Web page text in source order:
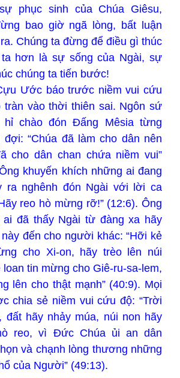
phục sinh của Chúa Giêsu,
bao giờ ngã lòng, bất luận
Chúng ta đừng để điều gì thúc
hơn là sự sống của Ngài, sự
chúng ta tiến bước!
Ước báo trước niềm vui cứu
tràn vào thời thiên sai. Ngôn sứ
hỉ chào đón Đấng Mêsia từng
“Chúa đã làm cho dân nên
cho dân chan chứa niềm vui”
khuyến khích những ai đang
ra nghênh đón Ngài với lời ca
reo hò mừng rỡ!” (12:6). Ông
ai đã thấy Ngài từ đàng xa hãy
đến cho người khác: “Hỡi kẻ
cho Xi-on, hãy trèo lên núi
tin mừng cho Giê-ru-sa-lem,
lên cho thật mạnh” (40:9). Mọi
chia sẻ niềm vui cứu độ: “Trời
đất hãy nhảy múa, núi non hãy
reo, vì Ðức Chúa ủi an dân
và chạnh lòng thương những
của Người” (49:13).